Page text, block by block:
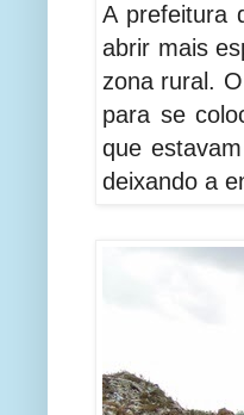
A prefeitura
abrir mais
zona rural.
para se
que
deixando a